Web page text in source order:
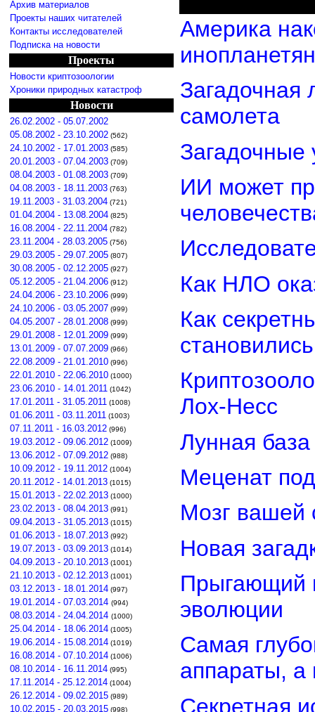
Архив материалов
Проекты наших читателей
Контакты исследователей
Подписка на новости
Проекты
Новости криптозоологии
Хроники природных катастроф
Новости
26.02.2002 - 05.07.2002
05.08.2002 - 23.10.2002 (562)
24.10.2002 - 17.01.2003 (585)
20.01.2003 - 07.04.2003 (709)
08.04.2003 - 01.08.2003 (709)
04.08.2003 - 18.11.2003 (763)
19.11.2003 - 31.03.2004 (721)
01.04.2004 - 13.08.2004 (825)
16.08.2004 - 22.11.2004 (782)
23.11.2004 - 28.03.2005 (756)
29.03.2005 - 29.07.2005 (807)
30.08.2005 - 02.12.2005 (927)
05.12.2005 - 21.04.2006 (912)
24.04.2006 - 23.10.2006 (999)
24.10.2006 - 03.05.2007 (999)
04.05.2007 - 28.01.2008 (999)
29.01.2008 - 12.01.2009 (999)
13.01.2009 - 07.07.2009 (966)
22.08.2009 - 21.01.2010 (996)
22.01.2010 - 22.06.2010 (1000)
23.06.2010 - 14.01.2011 (1042)
17.01.2011 - 31.05.2011 (1008)
01.06.2011 - 03.11.2011 (1003)
07.11.2011 - 16.03.2012 (996)
19.03.2012 - 09.06.2012 (1009)
13.06.2012 - 07.09.2012 (988)
10.09.2012 - 19.11.2012 (1004)
20.11.2012 - 14.01.2013 (1015)
15.01.2013 - 22.02.2013 (1000)
23.02.2013 - 08.04.2013 (991)
09.04.2013 - 31.05.2013 (1015)
01.06.2013 - 18.07.2013 (992)
19.07.2013 - 03.09.2013 (1014)
04.09.2013 - 20.10.2013 (1001)
21.10.2013 - 02.12.2013 (1001)
03.12.2013 - 18.01.2014 (997)
19.01.2014 - 07.03.2014 (994)
08.03.2014 - 24.04.2014 (1000)
25.04.2014 - 18.06.2014 (1005)
19.06.2014 - 15.08.2014 (1019)
16.08.2014 - 07.10.2014 (1006)
08.10.2014 - 16.11.2014 (995)
17.11.2014 - 25.12.2014 (1004)
26.12.2014 - 09.02.2015 (989)
10.02.2015 - 20.03.2015 (998)
Америка
инопланетян
Загадочная
самолета
Загадочные
ИИ может
Как НЛО
Как
Лох-Несс
Лунная
Меценат
Мозг вашей
Новая
Прыгающий
эволюции
Самая
аппараты, а
Секретная